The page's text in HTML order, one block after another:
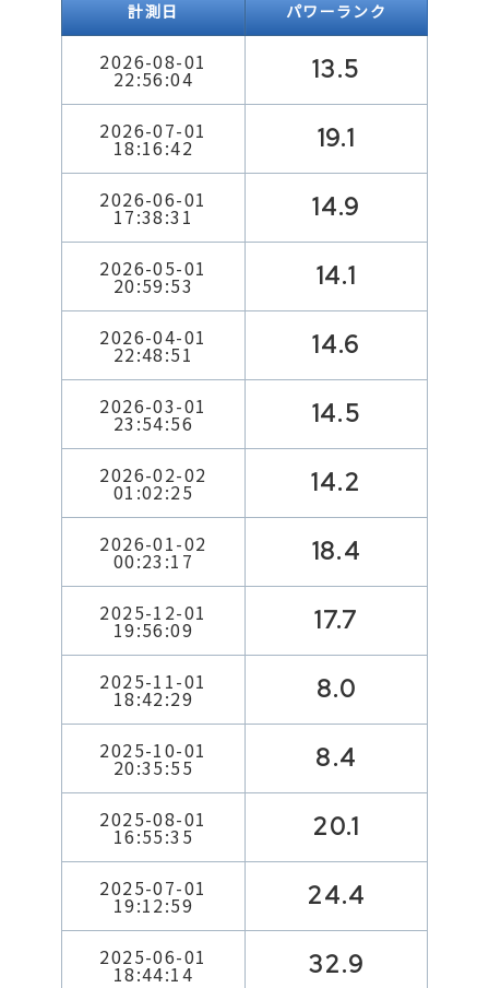
計測日 パワーランク
2026-08-01
22:56:04 13.5
2026-07-01
18:16:42 19.1
2026-06-01
17:38:31 14.9
2026-05-01
20:59:53 14.1
2026-04-01
22:48:51 14.6
2026-03-01
23:54:56 14.5
2026-02-02
01:02:25 14.2
2026-01-02
00:23:17 18.4
2025-12-01
19:56:09 17.7
2025-11-01
18:42:29 8.0
2025-10-01
20:35:55 8.4
2025-08-01
16:55:35 20.1
2025-07-01
19:12:59 24.4
2025-06-01
18:44:14 32.9